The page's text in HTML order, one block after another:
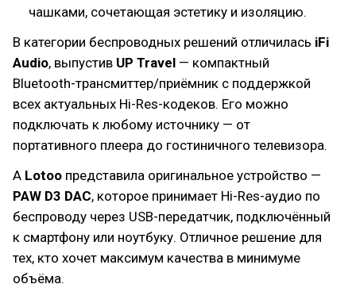
чашками, сочетающая эстетику и изоляцию.
В категории беспроводных решений отличилась iFi
Audio, выпустив UP Travel — компактный
Bluetooth-трансмиттер/приёмник с поддержкой
всех актуальных Hi-Res-кодеков. Его можно
подключать к любому источнику — от
портативного плеера до гостиничного телевизора.
А Lotoo представила оригинальное устройство —
PAW D3 DAC, которое принимает Hi-Res-аудио по
беспроводу через USB-передатчик, подключённый
к смартфону или ноутбуку. Отличное решение для
тех, кто хочет максимум качества в минимуме
объёма.